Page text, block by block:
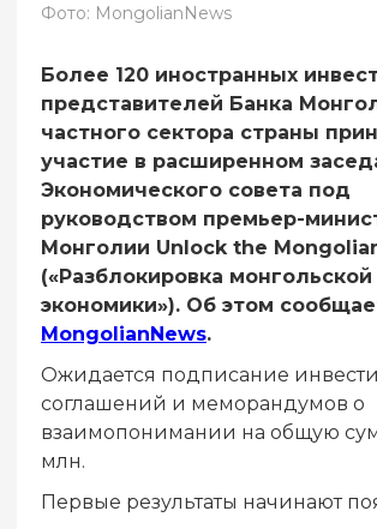
Фото: MongolianNews
Более 120 иностранных
представителей Банка
частного сектора страны
участие в расширенном
Экономического совета под
руководством премьер-
Монголии Unlock the
(«Разблокировка монгольской
экономики»). Об этом
MongolianNews.
Ожидается подписание
соглашений и меморандумов о
взаимопонимании на общую
млн.
Первые результаты начинают